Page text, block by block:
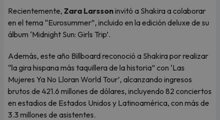
Recientemente, Zara Larssoninvitó a Shakira a colaborar
en el tema “Eurosummer”, incluido en la edición deluxe de su
álbum ‘Midnight Sun: Girls Trip’.
Además, este año Billboard reconoció a Shakira por realizar
“la gira hispana más taquillera de la historia” con ‘Las
Mujeres Ya No Lloran World Tour’, alcanzando ingresos
brutos de 421.6 millones de dólares, incluyendo 82 conciertos
en estadios de Estados Unidos y Latinoamérica, con más de
3.3 millones de asistentes.